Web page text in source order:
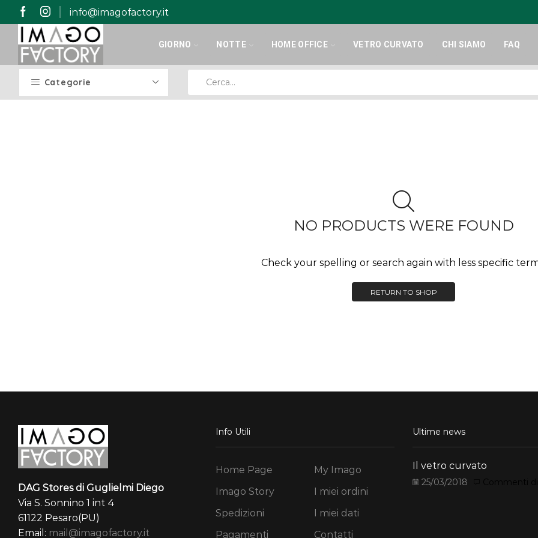
info@imagofactory.it
GIORNO NOTTE HOME OFFICE VETRO CURVATO CHI SIAMO FAQ
Categorie
input
NO PRODUCTS WERE FOUND
Check your spelling or search again with less specific
RETURN TO SHOP
DAG Stores di Guglielmi Diego
Via S. Sonnino 1 int 4
61122 Pesaro(PU)
Email: mail@imagofactory.it
Info Utili
Home Page
Imago Story
Spedizioni
Pagamenti
My Imago
I miei ordini
I miei dati
Contatti
Ultime news
Il vetro curvato
25/03/2018